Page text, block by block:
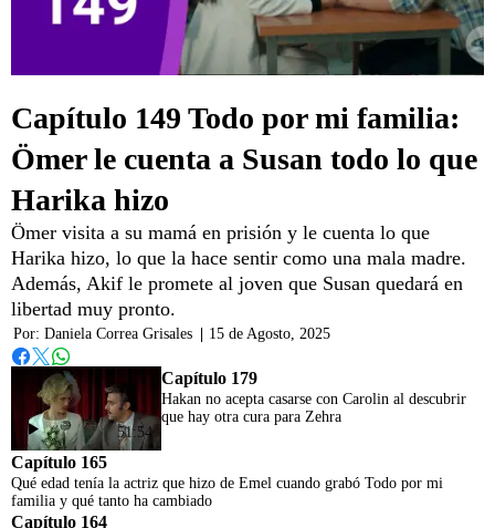
Capítulo 149 Todo por mi familia:
Ömer le cuenta a Susan todo lo que
Harika hizo
Ömer visita a su mamá en prisión y le cuenta lo que
Harika hizo, lo que la hace sentir como una mala madre.
Además, Akif le promete al joven que Susan quedará en
libertad muy pronto.
Por: Daniela Correa Grisales 15 de Agosto, 2025
Facebook
Twitter
Whatsapp
51:54
Capítulo 179
Hakan no acepta casarse con Carolin al descubrir
que hay otra cura para Zehra
Capítulo 165
Qué edad tenía la actriz que hizo de Emel cuando grabó Todo por mi
familia y qué tanto ha cambiado
Capítulo 164